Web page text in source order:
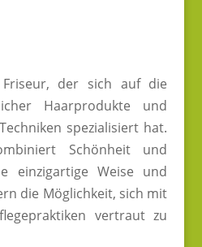
der sich auf die
Haarprodukte und
spezialisiert hat.
Schönheit und
einzigartige Weise und
die Möglichkeit, sich mit
vertraut zu